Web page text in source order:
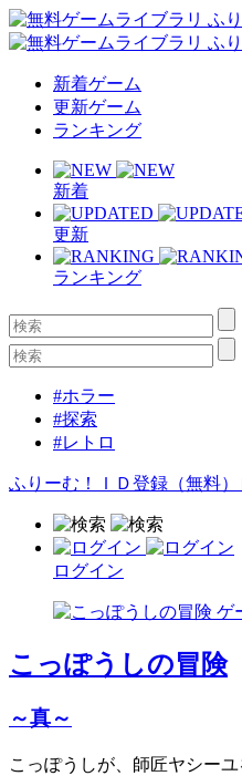
新着ゲーム
更新ゲーム
ランキング
新着
更新
ランキング
#ホラー
#探索
#レトロ
ふりーむ！ＩＤ登録（無料）
ログイン
こっぽうしの冒険
～真～
こっぽうしが、師匠ヤシー